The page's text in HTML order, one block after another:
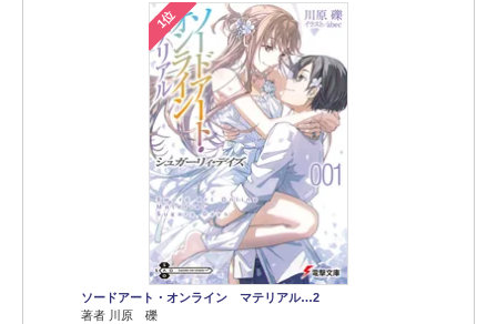
1位
ソードアート・オンライン マテリアル…2
著者 川原 礫